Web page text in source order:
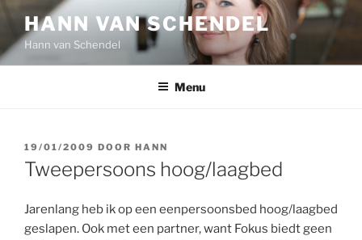
Ga
de
inhoud
HANN VAN SCHENDEL
Hann van Schendel
Menu
GEPLAATST
OP
19/01/2009 DOOR HANN
Tweepersoons hoog/laagbed
Jarenlang heb ik op een eenpersoonsbed hoog/laagbed
geslapen. Ook met een partner, want Fokus biedt geen